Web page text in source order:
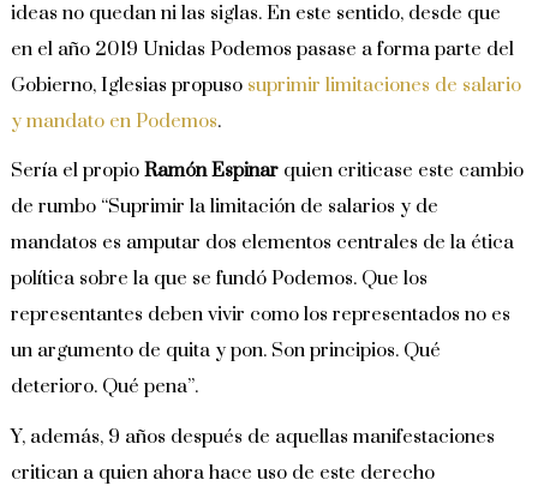
ideas no quedan ni las siglas. En este sentido, desde que
en el año 2019 Unidas Podemos pasase a forma parte del
Gobierno, Iglesias propuso suprimir limitaciones de salario
y mandato en Podemos.
Sería el propio Ramón Espinar quien criticase este cambio
de rumbo “Suprimir la limitación de salarios y de
mandatos es amputar dos elementos centrales de la ética
política sobre la que se fundó Podemos. Que los
representantes deben vivir como los representados no es
un argumento de quita y pon. Son principios. Qué
deterioro. Qué pena”.
Y, además, 9 años después de aquellas manifestaciones
critican a quien ahora hace uso de este derecho